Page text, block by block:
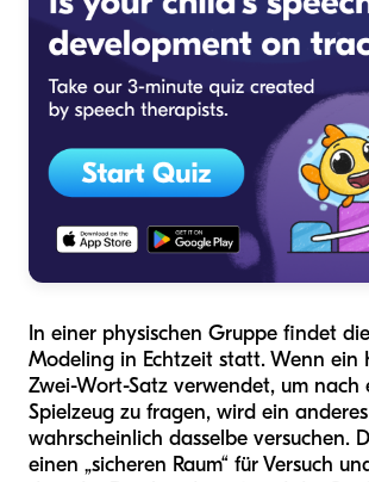
In einer physischen Gruppe findet
Modeling in Echtzeit statt. Wenn ein
Zwei-Wort-Satz verwendet, um nach
Spielzeug zu fragen, wird ein
wahrscheinlich dasselbe versuchen.
einen „sicheren Raum“ für Versuch